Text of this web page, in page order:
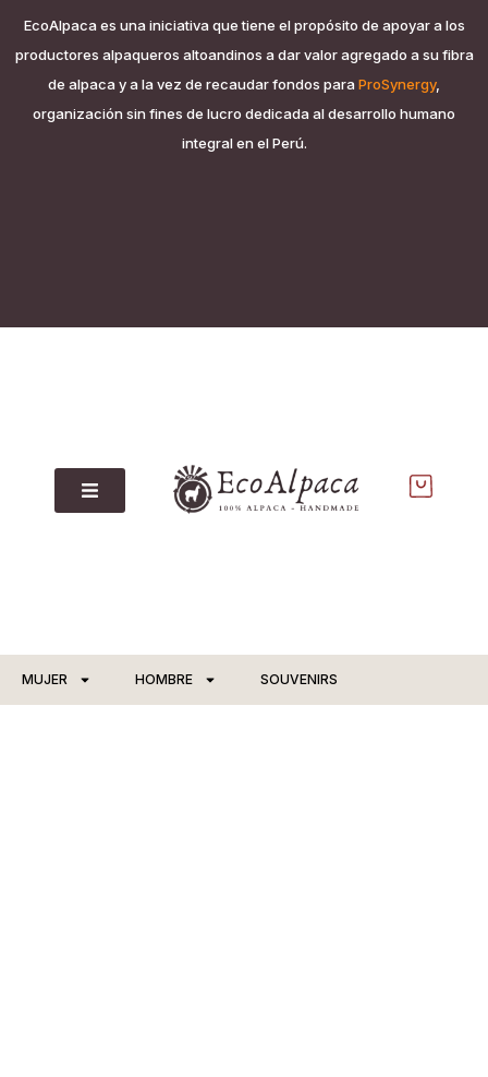
EcoAlpaca es una iniciativa que tiene el propósito de apoyar a los
productores alpaqueros altoandinos a dar valor agregado a su fibra
de alpaca y a la vez de recaudar fondos para ProSynergy,
organización sin fines de lucro dedicada al desarrollo humano
integral en el Perú.
MUJER HOMBRE SOUVENIRS